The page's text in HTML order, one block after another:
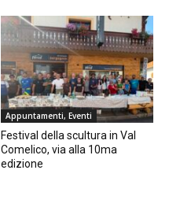
Appuntamenti, Eventi
Festival della scultura in Val
Comelico, via alla 10ma
edizione